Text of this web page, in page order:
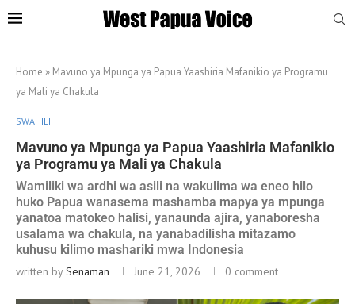
Home » Mavuno ya Mpunga ya Papua Yaashiria Mafanikio ya Programu
ya Mali ya Chakula
SWAHILI
Mavuno ya Mpunga ya Papua Yaashiria Mafanikio
ya Programu ya Mali ya Chakula
Wamiliki wa ardhi wa asili na wakulima wa eneo hilo
huko Papua wanasema mashamba mapya ya mpunga
yanatoa matokeo halisi, yanaunda ajira, yanaboresha
usalama wa chakula, na yanabadilisha mitazamo
kuhusu kilimo mashariki mwa Indonesia
written bySenaman June 21, 2026 0 comment